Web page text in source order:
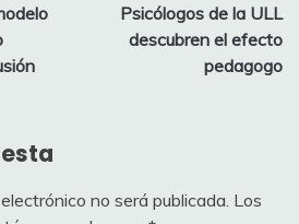
Psicólogos de la ULL
descubren el efecto
pedagogo
no será publicada. Los